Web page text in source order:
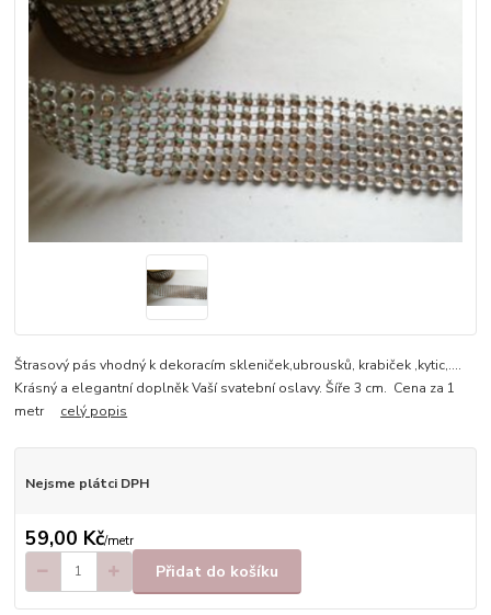
Štrasový pás vhodný k dekoracím skleniček,ubrousků, krabiček ,kytic,....
Krásný a elegantní doplněk Vaší svatební oslavy. Šíře 3 cm. Cena za 1
metr celý popis
Nejsme plátci DPH
59,00 Kč/metr
Přidat do košíku